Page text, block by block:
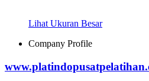
Lihat Ukuran Besar
Company Profile